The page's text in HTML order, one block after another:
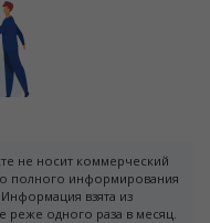
не носит коммерческий
полного информирования
взята из
реже одного раза в месяц.